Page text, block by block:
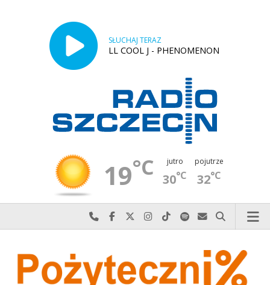
SŁUCHAJ TERAZ
LL COOL J - PHENOMENON
19°C jutro
30°C
pojutrze
32°C
Najlepiej po prostu do nas zadzwoń
Odwiedź nas na Facebook-u
Odwiedź nas na X
Odwiedź nas na Instagram-ie
Odwiedź nas na TikTok-u
Szukaj nas na Spotify
Wyślij do nas
Szukaj